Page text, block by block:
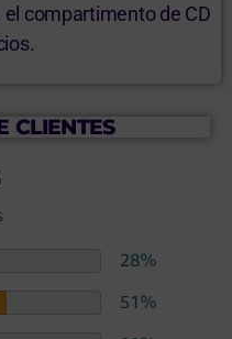
compartimento de CD
CLIENTES